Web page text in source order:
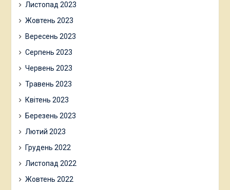
Листопад 2023
Жовтень 2023
Вересень 2023
Серпень 2023
Червень 2023
Травень 2023
Квітень 2023
Березень 2023
Лютий 2023
Грудень 2022
Листопад 2022
Жовтень 2022